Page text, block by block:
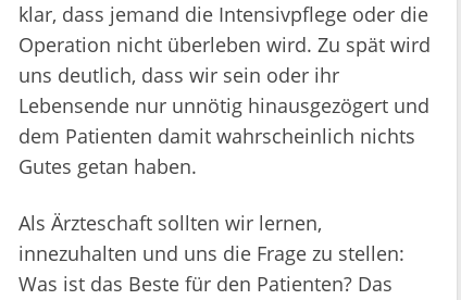
klar, dass jemand die Intensivpflege oder die
Operation nicht überleben wird. Zu spät wird
uns deutlich, dass wir sein oder ihr
Lebensende nur unnötig hinausgezögert und
dem Patienten damit wahrscheinlich nichts
Gutes getan haben.
Als Ärzteschaft sollten wir lernen,
innezuhalten und uns die Frage zu stellen:
Was ist das Beste für den Patienten? Das